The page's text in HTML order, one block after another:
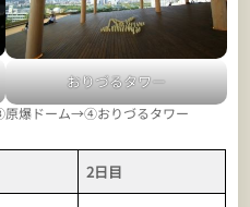
おりづるタワー
爆ドーム→④おりづるタワー
2日目